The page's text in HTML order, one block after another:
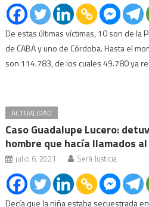
De estas últimas víctimas, 10 son de la
de CABA y uno de Córdoba. Hasta el
son 114.783, de los cuales 49.780 ya
ACTUALIDAD
Caso Guadalupe Lucero:
hombre que hacía llamados
julio 6, 2021 Será Justicia
Decía que la niña estaba secuestrada